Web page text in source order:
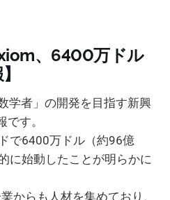
、6400万ドル
学者」の開発を目指す新興
す。
で6400万ドル（約96億
に始動したことが明らかに
からも人材を集めており、